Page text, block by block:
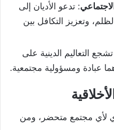
: تدعو الأديان إلى
وتعزيز التكافل بين
التعاليم الدينية على
عبادة ومسؤولية مجتمعية.
لأي مجتمع متحضر، ومن